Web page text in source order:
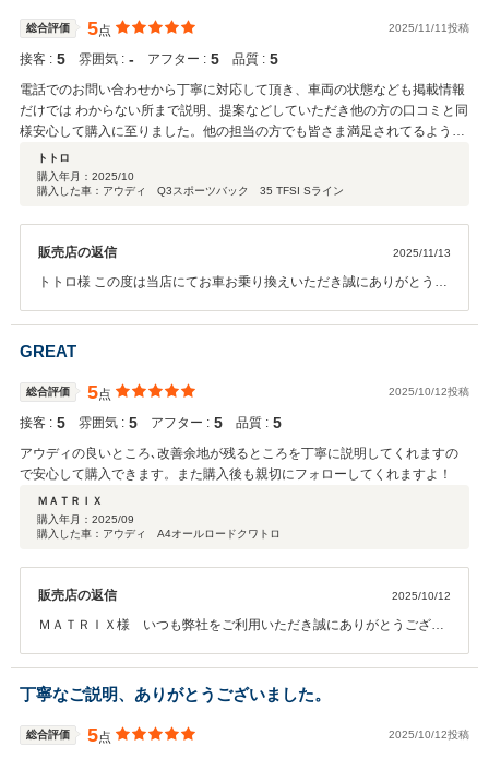
総合評価 5点 2025/11/11投稿
接客 : 5 雰囲気 : ‐ アフター : 5 品質 : 5
電話でのお問い合わせから丁寧に対応して頂き、車両の状態なども掲載情報
だけでは わからない所まで説明、提案などしていただき他の方の口コミと同
様安心して購入に至りました。他の担当の方でも皆さま満足されてるように
素晴らしいスタッフ様、販売店だと思います。 一度ぜひ伺いたいと思いま
す。この度はありがとうございました、またこれからもよろしくお願いしま
す！ 皆様も気になった車両があれば是非！
トトロ
購入年月： 2025/10
購入した車：アウディ Q3スポーツバック 35 TFSI Sライン
販売店の返信 2025/11/13
トトロ様 この度は当店にてお車お乗り換えいただき誠にありがとうご
嬉しく思っております。 ご遠方でしたのでトトロ様にお会い出来なか
ったことが大変残念ではございますがいつかお会いさせていただけま
GREAT
総合評価 5点 2025/10/12投稿
接客 : 5 雰囲気 : 5 アフター : 5 品質 : 5
アウディの良いところ､改善余地が残るところを丁寧に説明してくれますの
で安心して購入できます。また購入後も親切にフォローしてくれますよ！
ＭＡＴＲＩＸ
購入年月： 2025/09
購入した車：アウディ A4オールロードクワトロ
販売店の返信 2025/10/12
ＭＡＴＲＩＸ様 いつも弊社をご利用いただき誠にありがとうござい
ＡＴＲＩＸ様にお乗りいただけることを、大変うれしく思います。今
後も気持ちよく、そして安心してお乗りいただけますよう、全力でサ
ポートさせていただきます。何卒宜しくお願い致します。ＫＢ
丁寧なご説明、ありがとうございました。
総合評価 5点 2025/10/12投稿